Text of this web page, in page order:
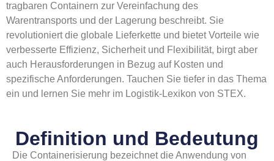
tragbaren Containern zur Vereinfachung des
Warentransports und der Lagerung beschreibt. Sie
revolutioniert die globale Lieferkette und bietet Vorteile wie
verbesserte Effizienz, Sicherheit und Flexibilität, birgt aber
auch Herausforderungen in Bezug auf Kosten und
spezifische Anforderungen. Tauchen Sie tiefer in das Thema
ein und lernen Sie mehr im Logistik-Lexikon von STEX.
Definition und Bedeutung
Die Containerisierung bezeichnet die Anwendung von